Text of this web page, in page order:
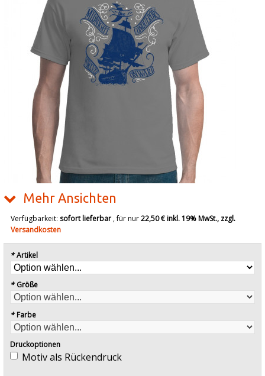
Mehr Ansichten
Verfügbarkeit: sofort lieferbar, für nur22,50 €inkl. 19% MwSt., zzgl.
Versandkosten
* Artikel
* Größe
* Farbe
Druckoptionen
Motiv als Rückendruck